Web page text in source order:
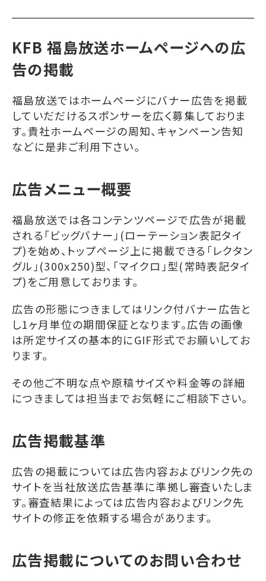
KFB 福島放送ホームページへの広
告の掲載
福島放送ではホームページにバナー広告を掲載
していだだけるスポンサーを広く募集しておりま
す。貴社ホームページの周知、キャンペーン告知
などに是非ご利用下さい。
広告メニュー概要
福島放送では各コンテンツページで広告が掲載
される「ビッグバナー」(ローテーション表記タイ
プ)を始め、トップページ上に掲載できる「レクタン
グル」(300x250)型、「マイクロ」型(常時表記タイ
プ)をご用意しております。
広告の形態につきましてはリンク付バナー広告と
し1ヶ月単位の期間保証となります。広告の画像
は所定サイズの基本的にGIF形式でお願いしてお
ります。
その他ご不明な点や原稿サイズや料金等の詳細
につきましては担当までお気軽にご相談下さい。
広告掲載基準
広告の掲載については広告内容およびリンク先の
サイトを当社放送広告基準に準拠し審査いたしま
す。審査結果によっては広告内容およびリンク先
サイトの修正を依頼する場合があります。
広告掲載についてのお問い合わせ